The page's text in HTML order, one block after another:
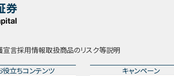
宣言採用情報取扱商品のリスク等説明
役立ちコンテンツ
キャンペーン